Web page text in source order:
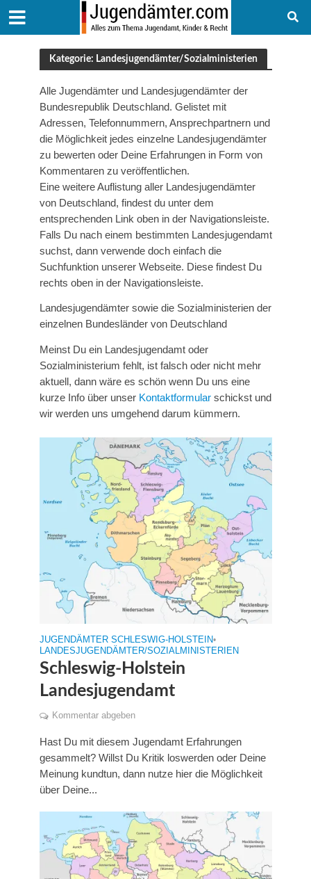
Kategorie: Landesjugendämter/Sozialministerien
Alle Jugendämter und Landesjugendämter der
Bundesrepublik Deutschland. Gelistet mit
Adressen, Telefonnummern, Ansprechpartnern und
die Möglichkeit jedes einzelne Landesjugendämter
zu bewerten oder Deine Erfahrungen in Form von
Kommentaren zu veröffentlichen.
Eine weitere Auflistung aller Landesjugendämter
von Deutschland, findest du unter dem
entsprechenden Link oben in der Navigationsleiste.
Falls Du nach einem bestimmten Landesjugendamt
suchst, dann verwende doch einfach die
Suchfunktion unserer Webseite. Diese findest Du
rechts oben in der Navigationsleiste.
Landesjugendämter sowie die Sozialministerien der
einzelnen Bundesländer von Deutschland
Meinst Du ein Landesjugendamt oder
Sozialministerium fehlt, ist falsch oder nicht mehr
aktuell, dann wäre es schön wenn Du uns eine
kurze Info über unser Kontaktformularschickst und
wir werden uns umgehend darum kümmern.
JUGENDÄMTER SCHLESWIG-HOLSTEIN•
LANDESJUGENDÄMTER/SOZIALMINISTERIEN
Schleswig-Holstein
Landesjugendamt
Kommentar abgeben
Hast Du mit diesem Jugendamt Erfahrungen
gesammelt? Willst Du Kritik loswerden oder Deine
Meinung kundtun, dann nutze hier die Möglichkeit
über Deine...